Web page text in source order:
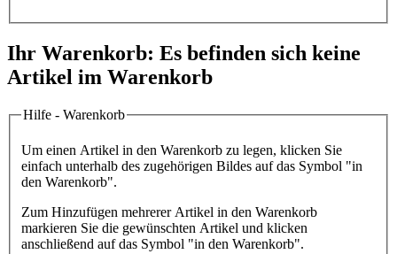
Ihr Warenkorb: Es befinden sich keine
Artikel im Warenkorb
Hilfe - Warenkorb
Um einen Artikel in den Warenkorb zu legen, klicken Sie
einfach unterhalb des zugehörigen Bildes auf das Symbol "in
den Warenkorb".
Zum Hinzufügen mehrerer Artikel in den Warenkorb
markieren Sie die gewünschten Artikel und klicken
anschließend auf das Symbol "in den Warenkorb".